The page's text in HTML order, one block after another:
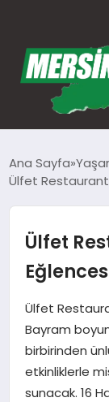
EKONOMI
SAĞLIK
Ana Sayfa
Ülfet
Ülfet
Ülfet
Bayram
birbirinden
etkinliklerle
sunacak. 16